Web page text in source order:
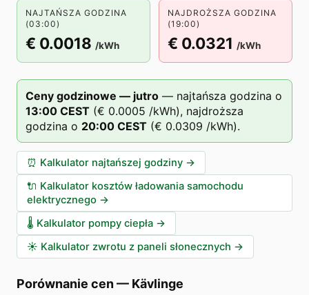
NAJTAŃSZA GODZINA
(03:00)
€ 0.0018 /kWh
NAJDROŻSZA GODZINA
(19:00)
€ 0.0321 /kWh
Ceny godzinowe — jutro — najtańsza godzina o
13:00 CEST (€ 0.0005 /kWh), najdroższa
godzina o 20:00 CEST (€ 0.0309 /kWh).
⏰ Kalkulator najtańszej godziny →
🔌 Kalkulator kosztów ładowania samochodu
elektrycznego →
🌡️ Kalkulator pompy ciepła →
☀️ Kalkulator zwrotu z paneli słonecznych →
Porównanie cen — Kävlinge